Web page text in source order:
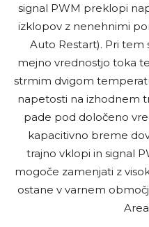
signal PWM preklopi
izklopov z nenehnimi
Auto Restart). Pri
mejno vrednostjo toka
strmim dvigom
napetosti na izhodnem
pade pod določeno
kapacitivno breme
trajno vklopi in signal
mogoče zamenjati z
ostane v varnem